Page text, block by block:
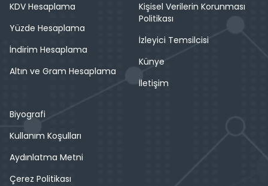
KDV Hesaplama
Yüzde Hesaplama
İndirim Hesaplama
Altın ve Gram Hesaplama
Kişisel Verilerin Korunması
Politikası
İzleyici Temsilcisi
Künye
İletişim
Biyografi
Kullanım Koşulları
Aydınlatma Metni
Çerez Politikası